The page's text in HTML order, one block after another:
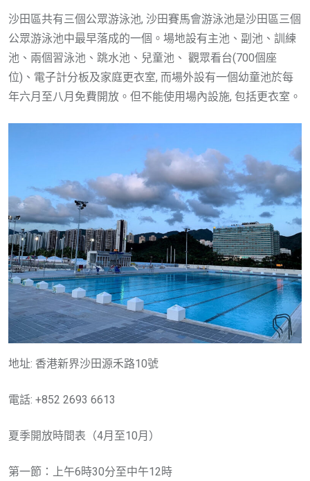
沙田區共有三個公眾游泳池, 沙田賽馬會游泳池是沙田區三個
公眾游泳池中最早落成的一個。場地設有主池、副池、訓練
池、兩個習泳池、跳水池、兒童池、 觀眾看台(700個座
位)、電子計分板及家庭更衣室, 而場外設有一個幼童池於每
年六月至八月免費開放。但不能使用場內設施, 包括更衣室。
地址: 香港新界沙田源禾路10號
電話: +852 2693 6613
夏季開放時間表（4月至10月）
第一節：上午6時30分至中午12時